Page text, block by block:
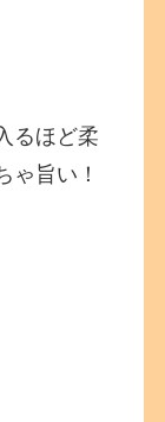
るほど柔
ゃ旨い！